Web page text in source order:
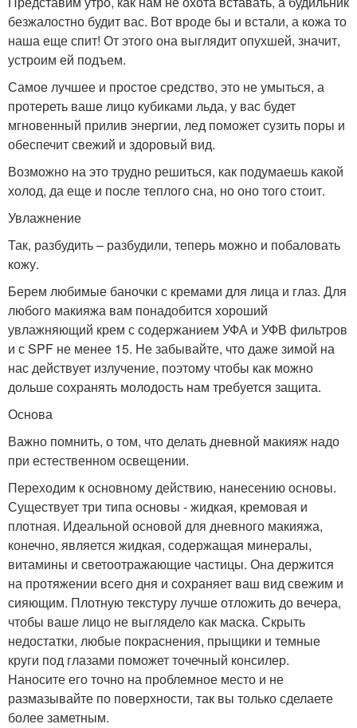
безжалостно будит вас. Вот вроде бы и встали, а кожа то
наша еще спит! От этого она выглядит опухшей, значит,
устроим ей подъем.
Самое лучшее и простое средство, это не умыться, а
протереть ваше лицо кубиками льда, у вас будет
мгновенный прилив энергии, лед поможет сузить поры и
обеспечит свежий и здоровый вид.
Возможно на это трудно решиться, как подумаешь какой
холод, да еще и после теплого сна, но оно того стоит.
Увлажнение
Так, разбудить – разбудили, теперь можно и побаловать
кожу.
Берем любимые баночки с кремами для лица и глаз. Для
любого макияжа вам понадобится хороший
увлажняющий крем с содержанием УФА и УФВ фильтров
и с SPF не менее 15. Не забывайте, что даже зимой на
нас действует излучение, поэтому чтобы как можно
дольше сохранять молодость нам требуется защита.
Основа
Важно помнить, о том, что делать дневной макияж надо
при естественном освещении.
Переходим к основному действию, нанесению основы.
Существует три типа основы - жидкая, кремовая и
плотная. Идеальной основой для дневного макияжа,
конечно, является жидкая, содержащая минералы,
витамины и светоотражающие частицы. Она держится
на протяжении всего дня и сохраняет ваш вид свежим и
сияющим. Плотную текстуру лучше отложить до вечера,
чтобы ваше лицо не выглядело как маска. Скрыть
недостатки, любые покраснения, прыщики и темные
круги под глазами поможет точечный консилер.
Наносите его точно на проблемное место и не
размазывайте по поверхности, так вы только сделаете
более заметным.